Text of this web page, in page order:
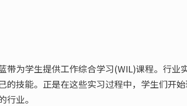
为学生提供工作综合学习(WIL)课程。行业
技能。正是在这些实习过程中，学生们开
业。